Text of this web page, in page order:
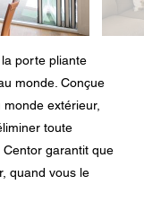
porte pliante
monde. Conçue
extérieur,
toute
garantit que
quand vous le